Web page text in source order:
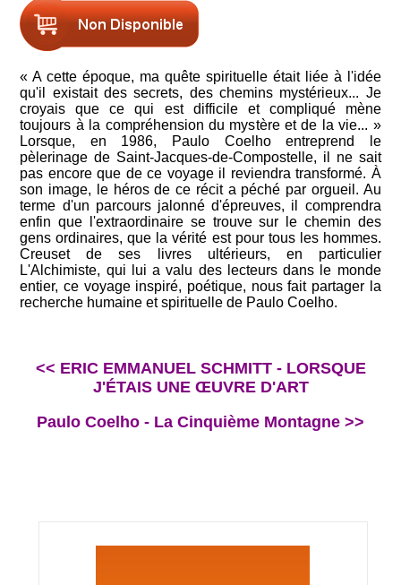
« A cette époque, ma quête spirituelle était liée à l'idée
qu'il existait des secrets, des chemins mystérieux... Je
croyais que ce qui est difficile et compliqué mène
toujours à la compréhension du mystère et de la vie... »
Lorsque, en 1986, Paulo Coelho entreprend le
pèlerinage de Saint-Jacques-de-Compostelle, il ne sait
pas encore que de ce voyage il reviendra transformé. À
son image, le héros de ce récit a péché par orgueil. Au
terme d'un parcours jalonné d'épreuves, il comprendra
enfin que l'extraordinaire se trouve sur le chemin des
gens ordinaires, que la vérité est pour tous les hommes.
Creuset de ses livres ultérieurs, en particulier
L'Alchimiste, qui lui a valu des lecteurs dans le monde
entier, ce voyage inspiré, poétique, nous fait partager la
recherche humaine et spirituelle de Paulo Coelho.
<< ERIC EMMANUEL SCHMITT - LORSQUE
J'ÉTAIS UNE ŒUVRE D'ART
Paulo Coelho - La Cinquième Montagne >>